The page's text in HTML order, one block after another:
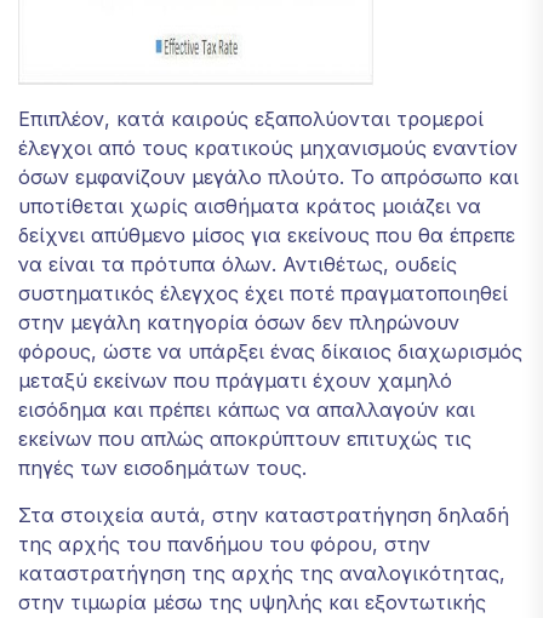
Επιπλέον, κατά καιρούς εξαπολύονται τρομεροί
έλεγχοι από τους κρατικούς μηχανισμούς εναντίον
όσων εμφανίζουν μεγάλο πλούτο. Το απρόσωπο και
υποτίθεται χωρίς αισθήματα κράτος μοιάζει να
δείχνει απύθμενο μίσος για εκείνους που θα έπρεπε
να είναι τα πρότυπα όλων. Αντιθέτως, ουδείς
συστηματικός έλεγχος έχει ποτέ πραγματοποιηθεί
στην μεγάλη κατηγορία όσων δεν πληρώνουν
φόρους, ώστε να υπάρξει ένας δίκαιος διαχωρισμός
μεταξύ εκείνων που πράγματι έχουν χαμηλό
εισόδημα και πρέπει κάπως να απαλλαγούν και
εκείνων που απλώς αποκρύπτουν επιτυχώς τις
πηγές των εισοδημάτων τους.
Στα στοιχεία αυτά, στην καταστρατήγηση δηλαδή
της αρχής του πανδήμου του φόρου, στην
καταστρατήγηση της αρχής της αναλογικότητας,
στην τιμωρία μέσω της υψηλής και εξοντωτικής